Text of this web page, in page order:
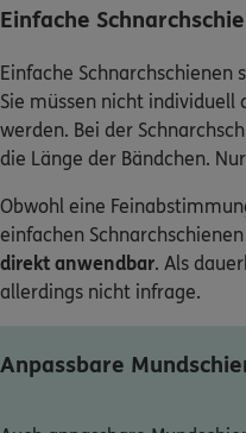
Einfache
Einfache Schnarchschienen
Sie müssen nicht individuell
werden. Bei der
die Länge der Bändchen.
Obwohl eine
einfachen
direkt anwendbar. Als
allerdings nicht infrage.
Anpassbare